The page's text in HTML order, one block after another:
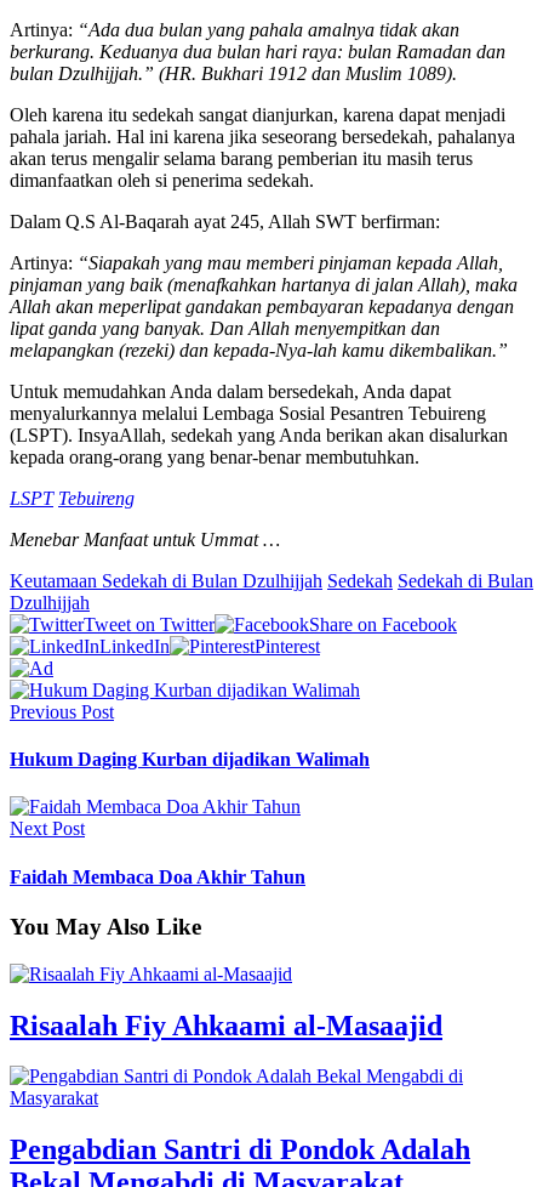
Artinya: “Ada dua bulan yang pahala amalnya tidak akan
berkurang. Keduanya dua bulan hari raya: bulan Ramadan dan
bulan Dzulhijjah.” (HR. Bukhari 1912 dan Muslim 1089).
Oleh karena itu sedekah sangat dianjurkan, karena dapat menjadi
pahala jariah. Hal ini karena jika seseorang bersedekah, pahalanya
akan terus mengalir selama barang pemberian itu masih terus
dimanfaatkan oleh si penerima sedekah.
Dalam Q.S Al-Baqarah ayat 245, Allah SWT berfirman:
Artinya: “Siapakah yang mau memberi pinjaman kepada Allah,
pinjaman yang baik (menafkahkan hartanya di jalan Allah), maka
Allah akan meperlipat gandakan pembayaran kepadanya dengan
lipat ganda yang banyak. Dan Allah menyempitkan dan
melapangkan (rezeki) dan kepada-Nya-lah kamu dikembalikan.”
Untuk memudahkan Anda dalam bersedekah, Anda dapat
menyalurkannya melalui Lembaga Sosial Pesantren Tebuireng
(LSPT). InsyaAllah, sedekah yang Anda berikan akan disalurkan
kepada orang-orang yang benar-benar membutuhkan.
LSPT Tebuireng
Menebar Manfaat untuk Ummat …
Keutamaan Sedekah di Bulan Dzulhijjah Sedekah Sedekah di Bulan
Dzulhijjah
Tweet on Twitter
Share on Facebook
LinkedIn
Pinterest
Previous Post
Hukum Daging Kurban dijadikan Walimah
Next Post
Faidah Membaca Doa Akhir Tahun
You May Also Like
Risaalah Fiy Ahkaami al-Masaajid
Pengabdian Santri di Pondok Adalah